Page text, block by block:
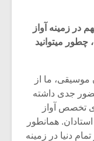
زمینه آواز
میتوانید
موسیقی، ما از
جدی داشته
تخصص آواز
همانطور
دنیا در زمینه